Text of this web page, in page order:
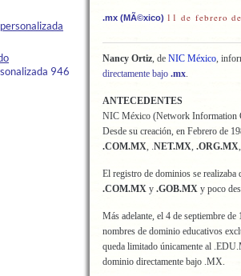
.mx (MÃ©xico) 11 de febrero
Nancy Ortiz, de NIC México,
directamente bajo .mx.
ANTECEDENTES
NIC México (Network Information
Desde su creación, en Febrero de
.COM.MX, .NET.MX, .ORG.MX,
El registro de dominios se realizaba
.COM.MX y .GOB.MX y poco
Más adelante, el 4 de septiembre
nombres de dominio educativos
queda limitado únicamente al
dominio directamente bajo .MX.